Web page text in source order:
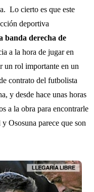
Lo cierto es que este
deportiva
banda derecha de
a la hora de jugar en
un rol importante en un
contrato del futbolista
y desde hace unas horas
a la obra para encontrarle
Ososuna parece que son